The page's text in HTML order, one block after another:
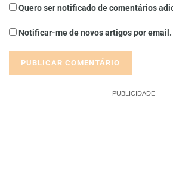
Quero ser notificado de comentários
Notificar-me de novos artigos por email.
PUBLICIDADE